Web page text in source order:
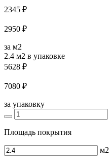
2345 ₽
2950 ₽
за м2
2.4 м2 в упаковке
5628 ₽
7080 ₽
за упаковку
Площадь покрытия
м2